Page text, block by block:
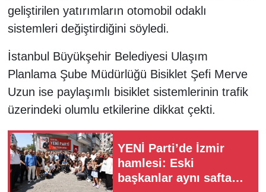
geliştirilen yatırımların otomobil odaklı
sistemleri değiştirdiğini söyledi.
İstanbul Büyükşehir Belediyesi Ulaşım
Planlama Şube Müdürlüğü Bisiklet Şefi Merve
Uzun ise paylaşımlı bisiklet sistemlerinin trafik
üzerindeki olumlu etkilerine dikkat çekti.
YENİ Parti’de İzmir
hamlesi: Eski
başkanlar aynı safta